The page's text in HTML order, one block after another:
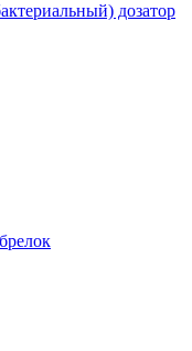
дозатор